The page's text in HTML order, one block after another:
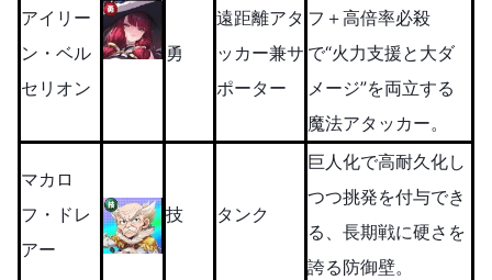
アイリー
ン・ベル
セリオン
勇
遠距離アタ
ッカー兼サ
ポーター
フ＋高倍率必殺
で“火力支援と大ダ
メージ”を両立する
魔法アタッカー。
マカロ
フ・ドレ
アー
技 タンク
巨人化で高耐久化し
つつ挑発を付与でき
る、長期戦に硬さを
誇る防御壁。